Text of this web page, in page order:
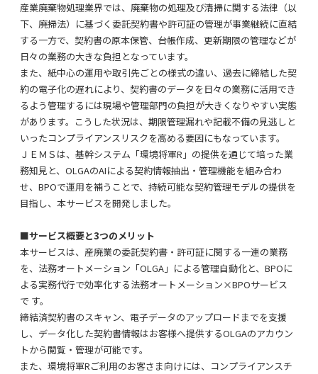
産業廃棄物処理業界では、廃棄物の処理及び清掃に関する法律（以
下、廃掃法）に基づく委託契約書や許可証の管理が事業継続に直結
する一方で、契約書の原本保管、台帳作成、更新期限の管理などが
日々の業務の大きな負担となっています。
また、紙中心の運用や取引先ごとの様式の違い、過去に締結した契
約の電子化の遅れにより、契約書のデータを日々の業務に活用でき
るよう管理するには現場や管理部門の負担が大きくなりやすい実態
があります。こうした状況は、期限管理漏れや記載不備の見逃しと
いったコンプライアンスリスクを高める要因にもなっています。
ＪＥＭＳは、基幹システム「環境将軍R」の提供を通じて培った業
務知見と、OLGAのAIによる契約情報抽出・管理機能を組み合わ
せ、BPOで運用を補うことで、持続可能な契約管理モデルの提供を
目指し、本サービスを開発しました。
■サービス概要と3つのメリット
本サービスは、産廃業の委託契約書・許可証に関する一連の業務
を、 法務オートメーション 「OLGA」 による管理自動化と、BPOに
よる実務代行で効率化する法務オートメーション×BPOサービス
で す。
締結済契約書のスキャン、電子データのアップロードまでを支援
し、データ化した契約書情報はお客様へ提供するOLGAのアカウン
トから閲覧・管理が可能です。
また、環境将軍Rご利用のお客さま向けには、コンプライアンスチ